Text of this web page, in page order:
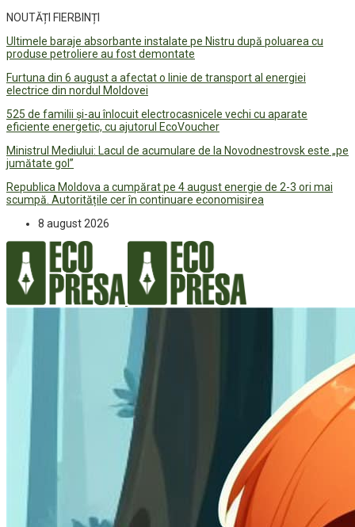
NOUTĂȚI FIERBINȚI
Ultimele baraje absorbante instalate pe Nistru după poluarea cu
produse petroliere au fost demontate
Furtuna din 6 august a afectat o linie de transport al energiei
electrice din nordul Moldovei
525 de familii și-au înlocuit electrocasnicele vechi cu aparate
eficiente energetic, cu ajutorul EcoVoucher
Ministrul Mediului: Lacul de acumulare de la Novodnestrovsk este „pe
jumătate gol”
Republica Moldova a cumpărat pe 4 august energie de 2-3 ori mai
scumpă. Autoritățile cer în continuare economisirea
8 august 2026